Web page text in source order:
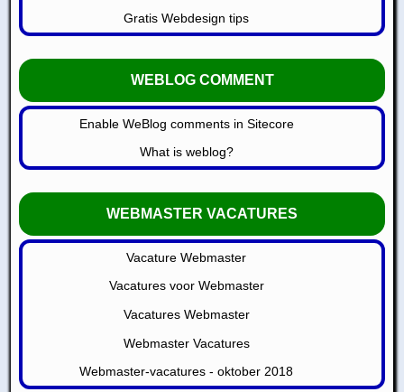
Gratis Webdesign tips
WEBLOG COMMENT
Enable WeBlog comments in Sitecore
What is weblog?
WEBMASTER VACATURES
Vacature Webmaster
Vacatures voor Webmaster
Vacatures Webmaster
Webmaster Vacatures
Webmaster-vacatures - oktober 2018